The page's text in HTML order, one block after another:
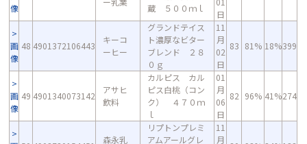
像
蔵 ５００ｍｌ
日
画
像
48 4901372106443
キーコ
ーヒー
グランドテイス
ト濃厚なビター
ブレンド ２８
０ｇ
11
月
02
日
83 81% 18%399
画
像
49 4901340073142
アサヒ
飲料
カルピス カル
ピス白桃（コン
ク） ４７０ｍ
ｌ
01
月
06
日
82 96% 41%274
森永乳
リプトンプレミ
アムアールグレ
11
月